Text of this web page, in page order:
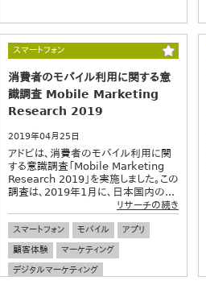
スマートフォン
消費者のモバイル利用に関する意
識調査 Mobile Marketing
Research 2019
2019年04月25日
アドビは、消費者のモバイル利用に関
する意識調査「Mobile Marketing
Research 2019」を実施しました。この
調査は、2019年1月に、日本国内の...
リサーチの続き
スマートフォン モバイル
アプリ
顧客体験
マーケティング
デジタルマーケティング